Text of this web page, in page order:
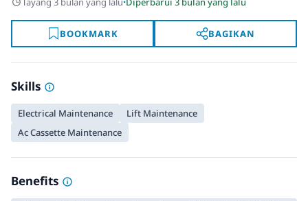
BOOKMARK BAGIKAN
Skills
Electrical Maintenance
Lift Maintenance
Ac Cassette Maintenance
Benefits